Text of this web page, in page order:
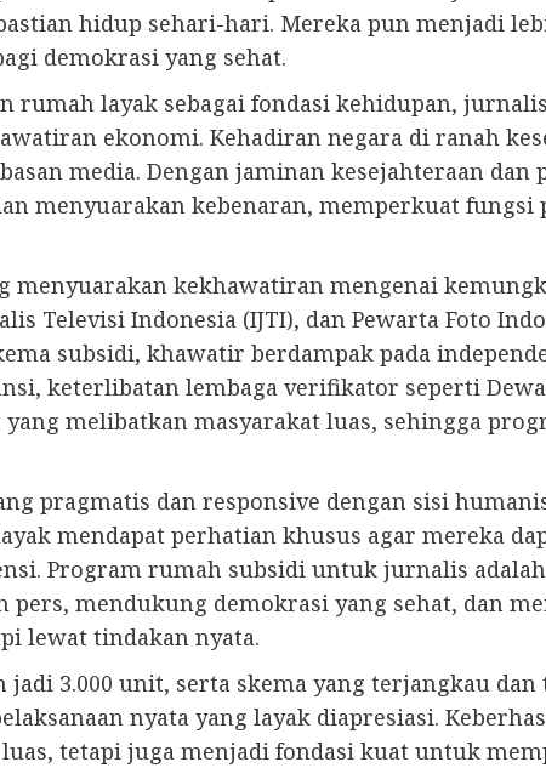
hidup sehari-hari. Mereka pun menjadi
demokrasi yang sehat.
rumah layak sebagai fondasi kehidupan,
ekonomi. Kehadiran negara di ranah
media. Dengan jaminan kesejahteraan
menyuarakan kebenaran, memperkuat fungsi
menyuarakan kekhawatiran mengenai
Televisi Indonesia (IJTI), dan Pewarta Foto
subsidi, khawatir berdampak pada
keterlibatan lembaga verifikator seperti
melibatkan masyarakat luas, sehingga
pragmatis dan responsive dengan sisi
mendapat perhatian khusus agar mereka
Program rumah subsidi untuk jurnalis
mendukung demokrasi yang sehat, dan
lewat tindakan nyata.
3.000 unit, serta skema yang terjangkau
nyata yang layak diapresiasi.
tetapi juga menjadi fondasi kuat untuk